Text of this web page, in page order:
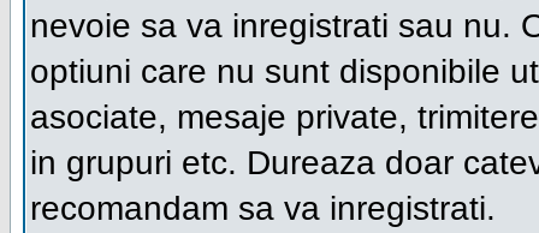
nevoie sa va inregistrati sau nu.
optiuni care nu sunt disponibile
asociate, mesaje private,
in grupuri etc. Dureaza doar
recomandam sa va inregistrati.